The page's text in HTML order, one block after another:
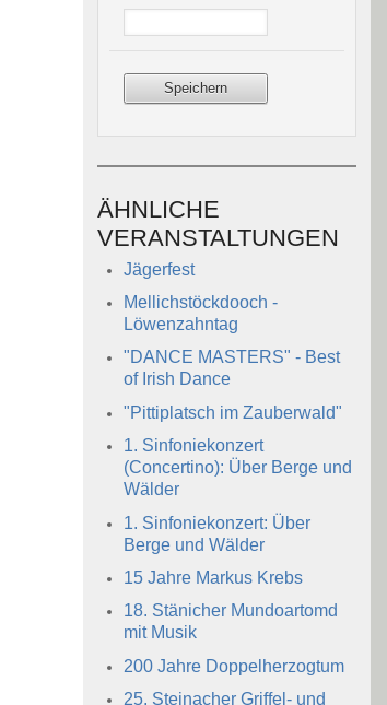
ÄHNLICHE
VERANSTALTUNGEN
Jägerfest
Mellichstöckdooch -
Löwenzahntag
"DANCE MASTERS" - Best
of Irish Dance
"Pittiplatsch im Zauberwald"
1. Sinfoniekonzert
(Concertino): Über Berge und
Wälder
1. Sinfoniekonzert: Über
Berge und Wälder
15 Jahre Markus Krebs
18. Stänicher Mundoartomd
mit Musik
200 Jahre Doppelherzogtum
25. Steinacher Griffel- und